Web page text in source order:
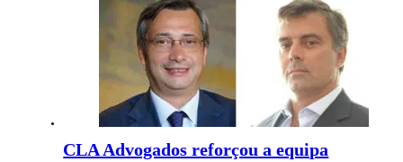
CLA Advogados reforçou a equipa